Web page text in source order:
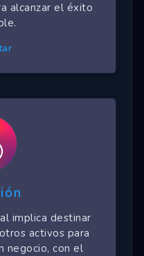
alcanzar el éxito
implica destinar
activos para
negocio, con el